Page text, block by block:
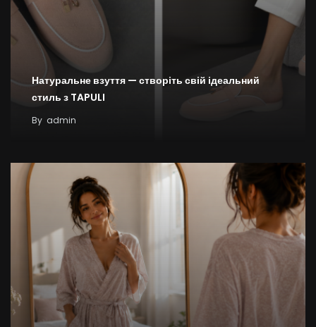
Натуральне взуття — створіть свій ідеальний
стиль з TAPULI
By admin